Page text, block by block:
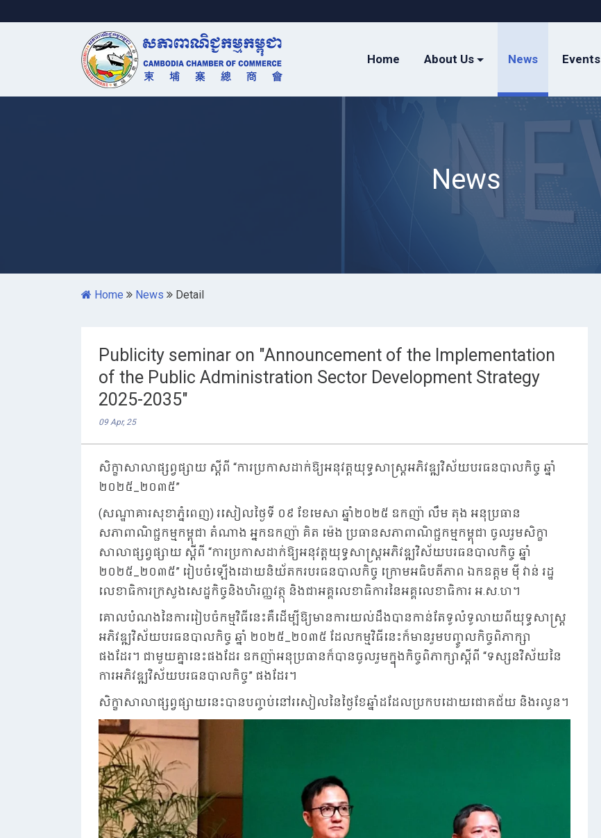
Home About Us News Events
News
Home News Detail
Publicity seminar on "Announcement of the Implementation
of the Public Administration Sector Development Strategy
2025-2035"
09 Apr, 25
សិក្ខាសាលាផ្សព្វផ្សាយ ស្តីពី “ការប្រកាសដាក់ឱ្យអនុវត្តយុទ្ធសាស្រ្តអភិវឌ្ឍវិស័យបរធនបាលកិច្ច ឆ្នាំ
២០២៥_២០៣៥”
(សណ្ឋាគារសុខាភ្នំពេញ) រសៀលថ្ងៃទី ០៩ ខែមេសា ឆ្នាំ២០២៥ ឧកញ៉ា លឹម តុង អនុប្រធាន
សភាពាណិជ្ជកម្មកម្ពុជា តំណាង អ្នកឧកញ៉ា គិត ម៉េង ប្រធានសភាពាណិជ្ជកម្មកម្ពុជា ចូលរួមសិក្ខា
សាលាផ្សព្វផ្សាយ ស្តីពី “ការប្រកាសដាក់ឱ្យអនុវត្តយុទ្ធសាស្រ្តអភិវឌ្ឍវិស័យបរធនបាលកិច្ច ឆ្នាំ
២០២៥_២០៣៥” រៀបចំឡើងដោយនិយ័តករបរធនបាលកិច្ច ក្រោមអធិបតីភាព ឯកឧត្តម មុី វាន់ រដ្ឋ
លេខាធិការក្រសួងសេដ្ឋកិច្ចនិងហិរញ្ញវត្ថុ និងជាអគ្គលេខាធិការនៃអគ្គលេខាធិការ អ.ស.ហ។
គោលបំណងនៃការរៀបចំកម្មវិធីនេះគឺដើម្បីឱ្យមានការយល់ដឹងបានកាន់តែទូលំទូលាយពីយុទ្ធសាស្រ្ត
អភិវឌ្ឍវិស័យបរធនបាលកិច្ច ឆ្នាំ ២០២៥_២០៣៥ ដែលកម្មវិធីនេះក៏មានរួមបញ្ចូលកិច្ចពិភាក្សា
ផងដែរ។ ជាមួយគ្នានេះផងដែរ ឧកញ៉ាអនុប្រធានក៏បានចូលរួមក្នុងកិច្ចពិភាក្សាស្តីពី “ទស្សនវិស័យនៃ
ការអភិវឌ្ឍវិស័យបរធនបាលកិច្ច” ផងដែរ។
សិក្ខាសាលាផ្សព្វផ្សាយនេះបានបញ្ចប់នៅរសៀលនៃថ្ងៃខែឆ្នាំដដែលប្រកបដោយជោគជ័យ និងរលូន។